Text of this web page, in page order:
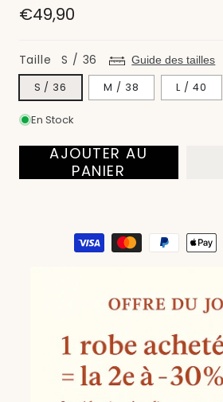
une
Prix
€49,90
Taille S / 36 Guide des tailles
S / 36 M / 38 L / 40
En Stock
AJOUTER AU
PANIER